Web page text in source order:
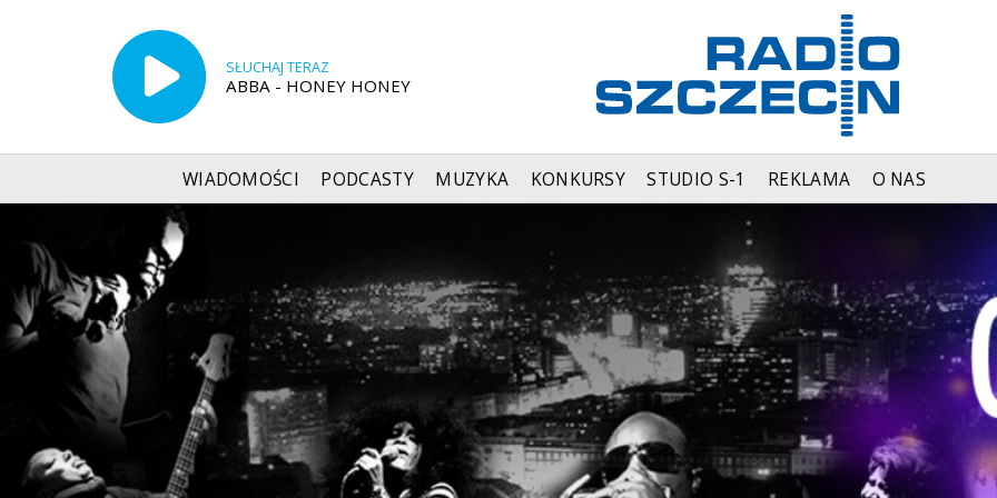
SŁUCHAJ TERAZ
ABBA - HONEY HONEY
WIADOMOŚCI PODCASTY MUZYKA KONKURSY STUDIO S-1 REKLAMA O NAS